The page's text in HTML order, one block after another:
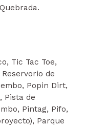
Tic Tac Toe,
de
Popin Dirt,
Pista de
Pintag, Pifo,
Parque